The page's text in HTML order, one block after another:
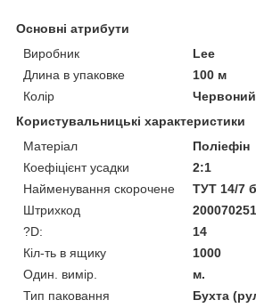
Основні атрибути
Виробник
Lee
Длина в упаковке
100 м
Колір
Червоний
Користувальницькі характеристики
Матеріал
Поліефін
Коефіцієнт усадки
2:1
Найменування скорочене
ТУТ 14/7
Штрихкод
?D:
14
Кіл-ть в ящику
1000
Один. вимір.
м.
Тип паковання
Бухта